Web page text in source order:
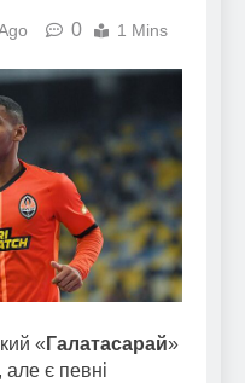
0 1 Mins
« Галатасарай»
є певні